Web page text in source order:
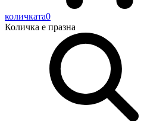
количката0
Количка е празна